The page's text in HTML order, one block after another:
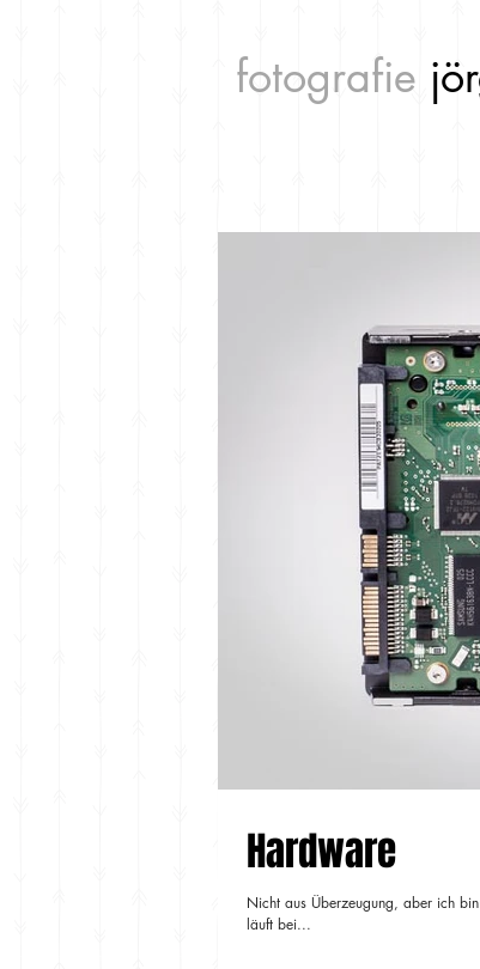
fotografie
Hardware
Nicht aus Überzeugung, aber ich
läuft bei...